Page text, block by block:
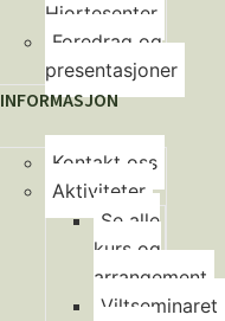
Hjortesenter
Foredrag og
presentasjoner
INFORMASJON
Kontakt oss
Aktiviteter
Se alle
kurs og
arrangement
Viltseminaret